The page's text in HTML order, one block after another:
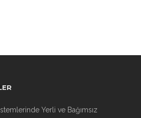
Yerli ve Bağımsız